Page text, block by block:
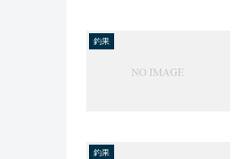
釣果
釣果